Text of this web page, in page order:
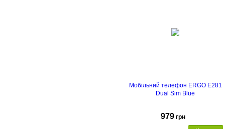
Мобільний телефон ERGO E281
Dual Sim Blue
979 грн